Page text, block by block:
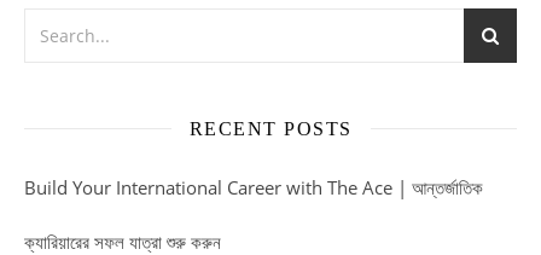
RECENT POSTS
Build Your International Career with The Ace | আন্তর্জাতিক
ক্যারিয়ারের সফল যাত্রা শুরু করুন